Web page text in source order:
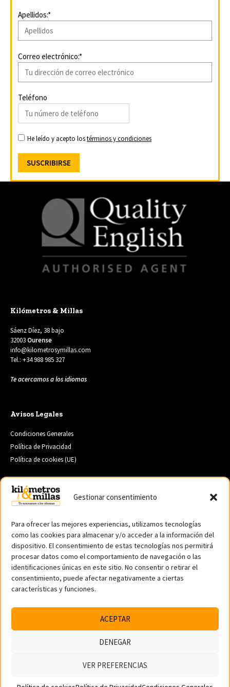
Gestionar consentimiento
Para ofrecer las mejores experiencias, utilizamos tecnologías
como las cookies para almacenar y/o acceder a la información del
dispositivo. El consentimiento de estas tecnologías nos permitirá
procesar datos como el comportamiento de navegación o las
identificaciones únicas en este sitio. No consentir o retirar el
consentimiento, puede afectar negativamente a ciertas
características y funciones.
ACEPTAR
DENEGAR
VER PREFERENCIAS
Apellidos:*
Correo electrónico:*
Teléfono
He leído y acepto lostérminos y condiciones
Kilómetros & Millas
Sáenz Díez, 38 bajo
32003 Ourense
info@kilometrosymillas.com
Tel.: +34 988 985 327
Te acercamos a los idiomas
Avisos Legales
Condiciones Generales
Política de Privacidad
Política de cookies (UE)
Servicios
Cursos de Verano en el Extranjero
Año Escolar en el Extranjero
Academia de Idiomas en Ourense
Estudiar Inglés en el Extranjero
Año Escolar en Estados Unidos